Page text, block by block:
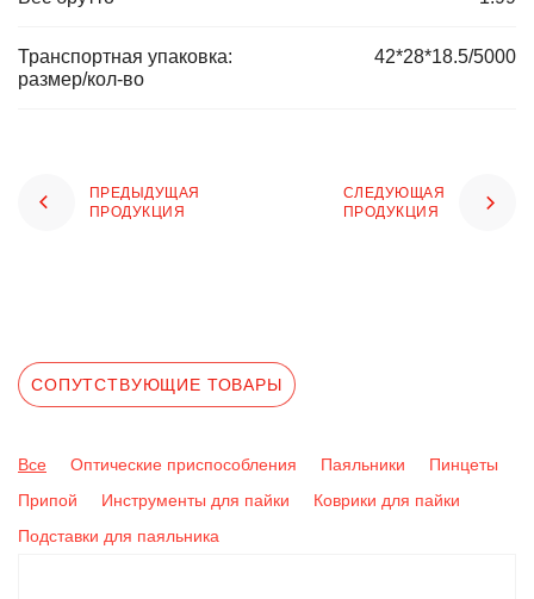
Транспортная упаковка:
размер/кол-во
42*28*18.5/5000
ПРЕДЫДУЩАЯ
ПРОДУКЦИЯ
СЛЕДУЮЩАЯ
ПРОДУКЦИЯ
СОПУТСТВУЮЩИЕ ТОВАРЫ
Все Оптические приспособления Паяльники
Пинцеты
Припой
Инструменты для пайки
Коврики для пайки
Подставки для паяльника